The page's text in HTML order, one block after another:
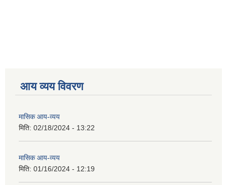
आय व्यय विवरण
मासिक आय-व्यय
मिति: 02/18/2024 - 13:22
मासिक आय-व्यय
मिति: 01/16/2024 - 12:19